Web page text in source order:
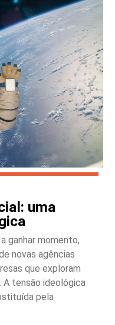
uma
ganhar momento,
novas agências
que exploram
tensão ideológica
pela